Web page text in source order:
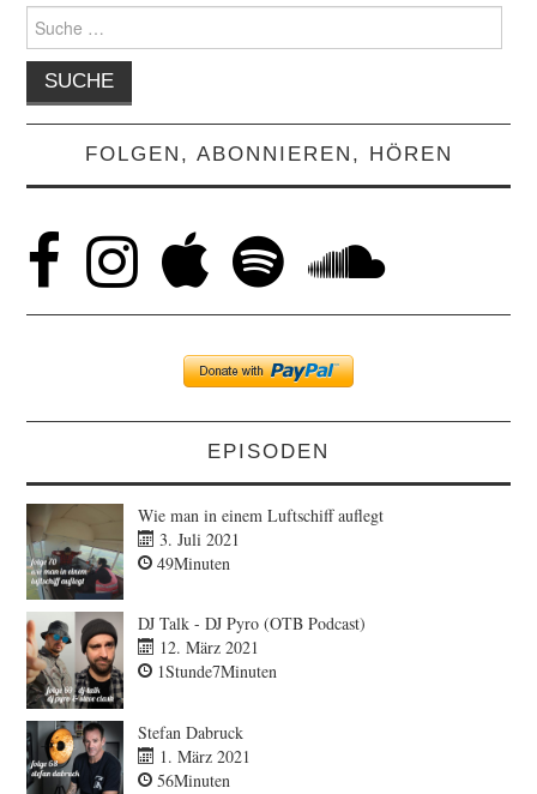
nach:
FOLGEN, ABONNIEREN, HÖREN
EPISODEN
Wie man in einem Luftschiff auflegt
3. Juli 2021
49Minuten
DJ Talk - DJ Pyro (OTB Podcast)
12. März 2021
1Stunde7Minuten
Stefan Dabruck
1. März 2021
56Minuten